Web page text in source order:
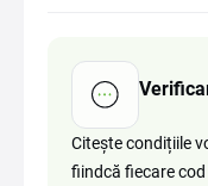
Citește condițiile
fiindcă fiecare